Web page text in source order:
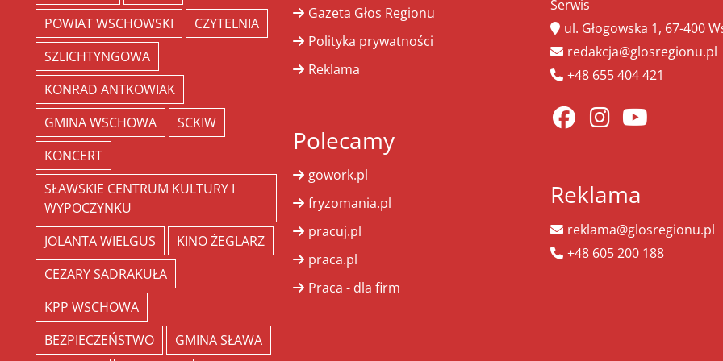
POWIAT WSCHOWSKI
CZYTELNIA
SZLICHTYNGOWA
KONRAD ANTKOWIAK
GMINA WSCHOWA
SCKIW
KONCERT
SŁAWSKIE CENTRUM KULTURY I
WYPOCZYNKU
JOLANTA WIELGUS
KINO ŻEGLARZ
CEZARY SADRAKUŁA
KPP WSCHOWA
BEZPIECZEŃSTWO
GMINA SŁAWA
Gazeta Głos Regionu
Polityka prywatności
Reklama
Polecamy
gowork.pl
fryzomania.pl
pracuj.pl
praca.pl
Praca - dla firm
Serwis
ul. Głogowska 1, 67-400
redakcja@glosregionu.pl
+48 655 404 421
Reklama
reklama@glosregionu.pl
+48 605 200 188